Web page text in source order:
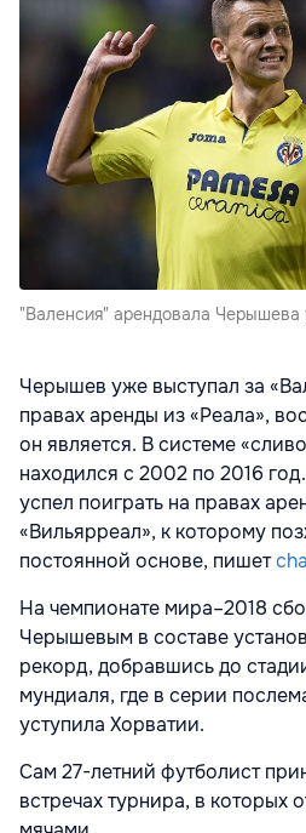
"Валенсия" арендовала Черышева
Черышев уже выступал за
правах аренды из «Реала»,
он является. В системе
находился с 2002 по 2016
успел поиграть на правах
«Вильярреал», к которому
постоянной основе, пишет
На чемпионате мира–2018
Черышевым в составе
рекорд, добравшись до
мундиаля, где в серии
уступила Хорватии.
Сам 27-летний футболист
встречах турнира, в которых